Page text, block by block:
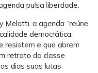
pulsa liberdade.
Melatti, a agenda “reúne
democrática:
resistem e que abrem
retrato da classe
dias suas lutas